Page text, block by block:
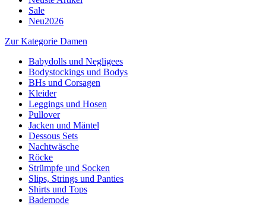
Sale
Neu2026
Zur Kategorie Damen
Babydolls und Negligees
Bodystockings und Bodys
BHs und Corsagen
Kleider
Leggings und Hosen
Pullover
Jacken und Mäntel
Dessous Sets
Nachtwäsche
Röcke
Strümpfe und Socken
Slips, Strings und Panties
Shirts und Tops
Bademode